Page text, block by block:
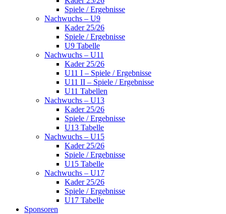
Spiele / Ergebnisse
Nachwuchs – U9
Kader 25/26
Spiele / Ergebnisse
U9 Tabelle
Nachwuchs – U11
Kader 25/26
U11 I – Spiele / Ergebnisse
U11 II – Spiele / Ergebnisse
U11 Tabellen
Nachwuchs – U13
Kader 25/26
Spiele / Ergebnisse
U13 Tabelle
Nachwuchs – U15
Kader 25/26
Spiele / Ergebnisse
U15 Tabelle
Nachwuchs – U17
Kader 25/26
Spiele / Ergebnisse
U17 Tabelle
Sponsoren